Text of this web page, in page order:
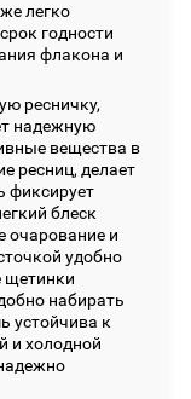
легко
годности
флакона и
ресничку,
надежную
вещества в
ресниц, делает
фиксирует
блеск
очарование и
удобно
щетинки
набирать
устойчива к
и холодной